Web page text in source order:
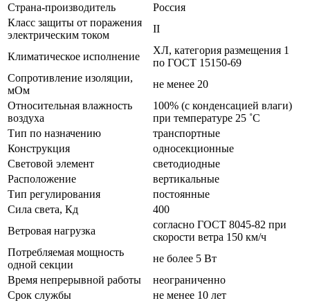
Страна-производитель
Россия
Класс защиты от поражения
электрическим током
II
Климатическое исполнение
ХЛ, категория размещения 1
по ГОСТ 15150-69
Сопротивление изоляции,
мОм
не менее 20
Относительная влажность
воздуха
100% (с конденсацией влаги)
при температуре 25 ˚С
Тип по назначению
транспортные
Конструкция
односекционные
Световой элемент
светодиодные
Расположение
вертикальные
Тип регулирования
постоянные
Сила света, Кд
400
Ветровая нагрузка
согласно ГОСТ 8045-82 при
скорости ветра 150 км/ч
Потребляемая мощность
одной секции
не более 5 Вт
Время непрерывной работы
неограниченно
Срок службы
не менее 10 лет